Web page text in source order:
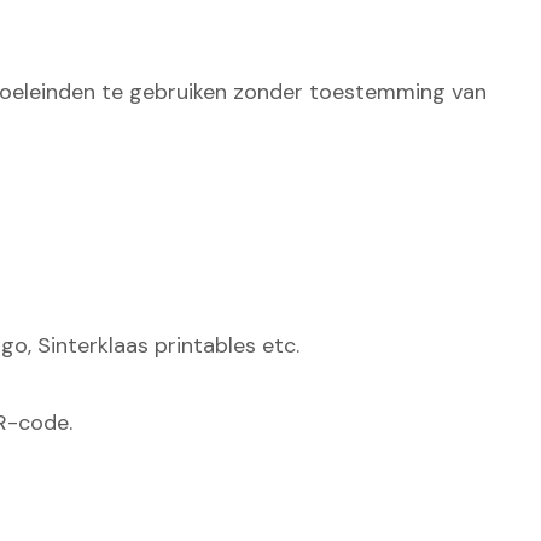
te gebruiken zonder toestemming van
Sinterklaas printables etc.
code.